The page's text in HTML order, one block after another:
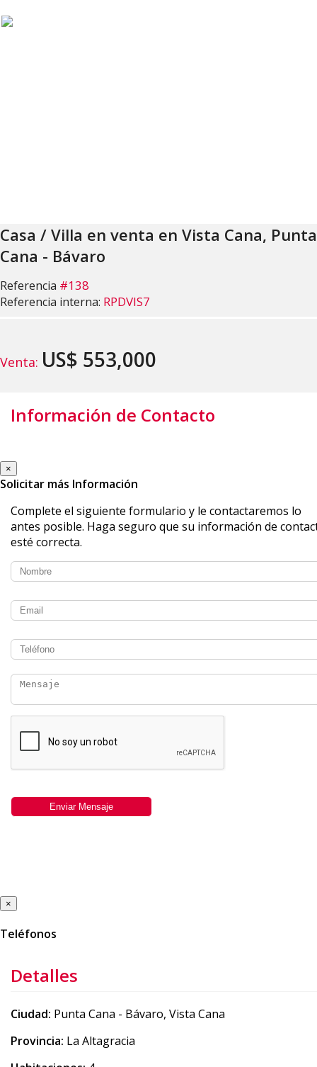
Casa / Villa en venta en Vista Cana, Punta
Cana - Bávaro
Referencia #138
Referencia interna: RPDVIS7
Venta: US$ 553,000
Información de Contacto
×
Solicitar más Información
Complete el siguiente formulario y le contactaremos lo
antes posible. Haga seguro que su información de
esté correcta.
×
Teléfonos
Detalles
Ciudad: Punta Cana - Bávaro, Vista Cana
Provincia: La Altagracia